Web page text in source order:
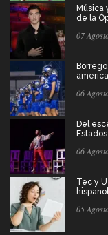
Música
de la
07
06
Del
06
Tec y
05